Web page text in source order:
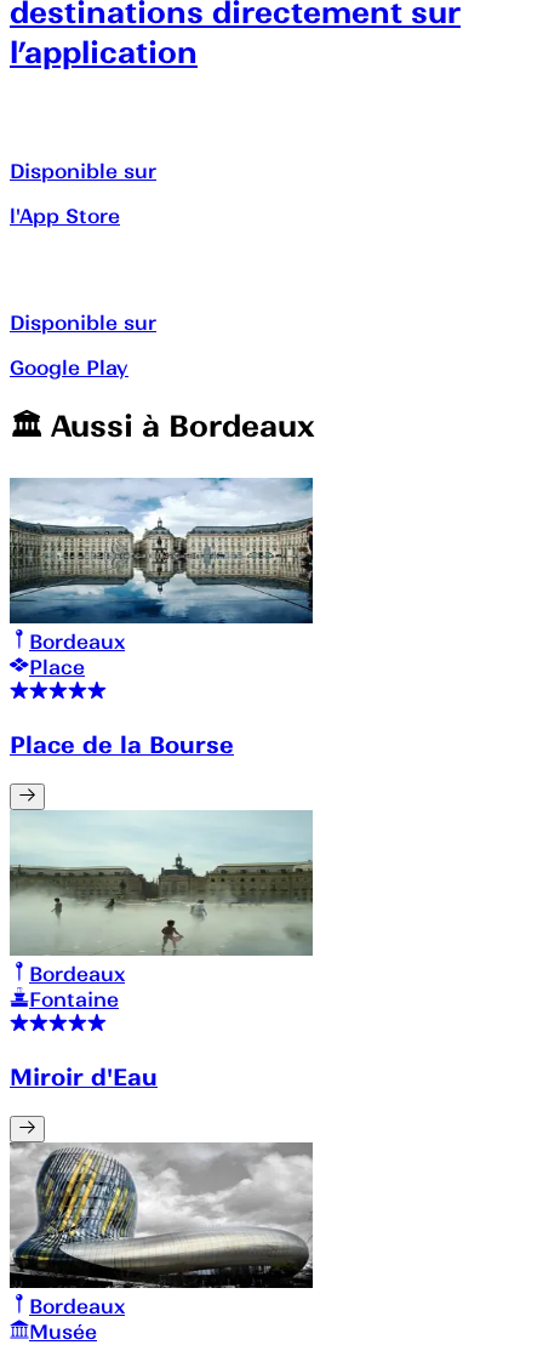
destinations directement sur
l’application
Disponible sur
l'App Store
Disponible sur
Google Play
🏛️️ Aussi à Bordeaux
Bordeaux
Place
Place de la Bourse
Bordeaux
Fontaine
Miroir d'Eau
Bordeaux
Musée